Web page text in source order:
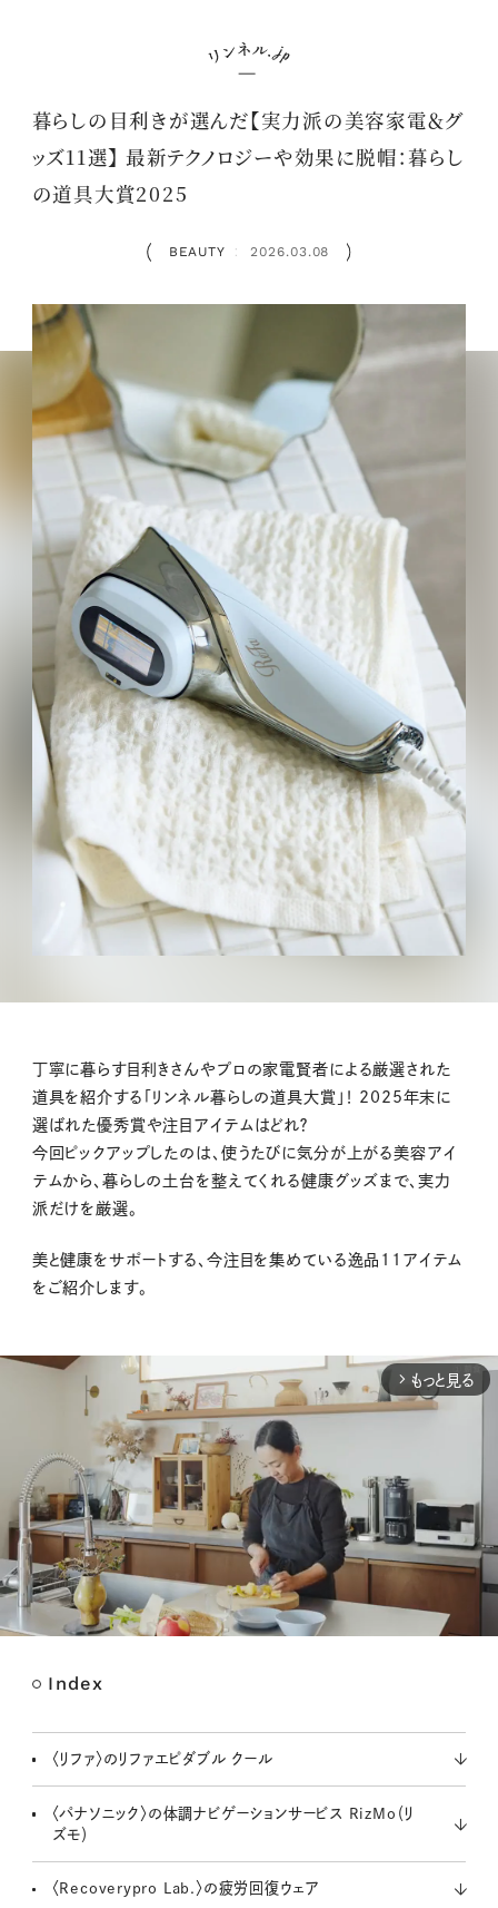
暮らしの目利きが選んだ【実力派の美容家電＆グ
ッズ11選】 最新テクノロジーや効果に脱帽：暮らし
の道具大賞2025
BEAUTY ： 2026.03.08
丁寧に暮らす目利きさんやプロの家電賢者による厳選された
道具を紹介する「リンネル暮らしの道具大賞」！ 2025年末に
選ばれた優秀賞や注目アイテムはどれ？
今回ピックアップしたのは、 使うたびに気分が上がる美容アイ
テムから、暮らしの土台を整えてくれる健康グッズまで、実力
派だけを厳選。
美と健康をサポートする、今注目を集めている逸品11アイテム
をご紹介します。
arrow_forward_ios もっと見る
Index
〈リファ〉のリファエピダブル クール
〈パナソニック〉の体調ナビゲーションサービス RizMo（リ
ズモ）
〈Recoverypro Lab.〉の疲労回復ウェア